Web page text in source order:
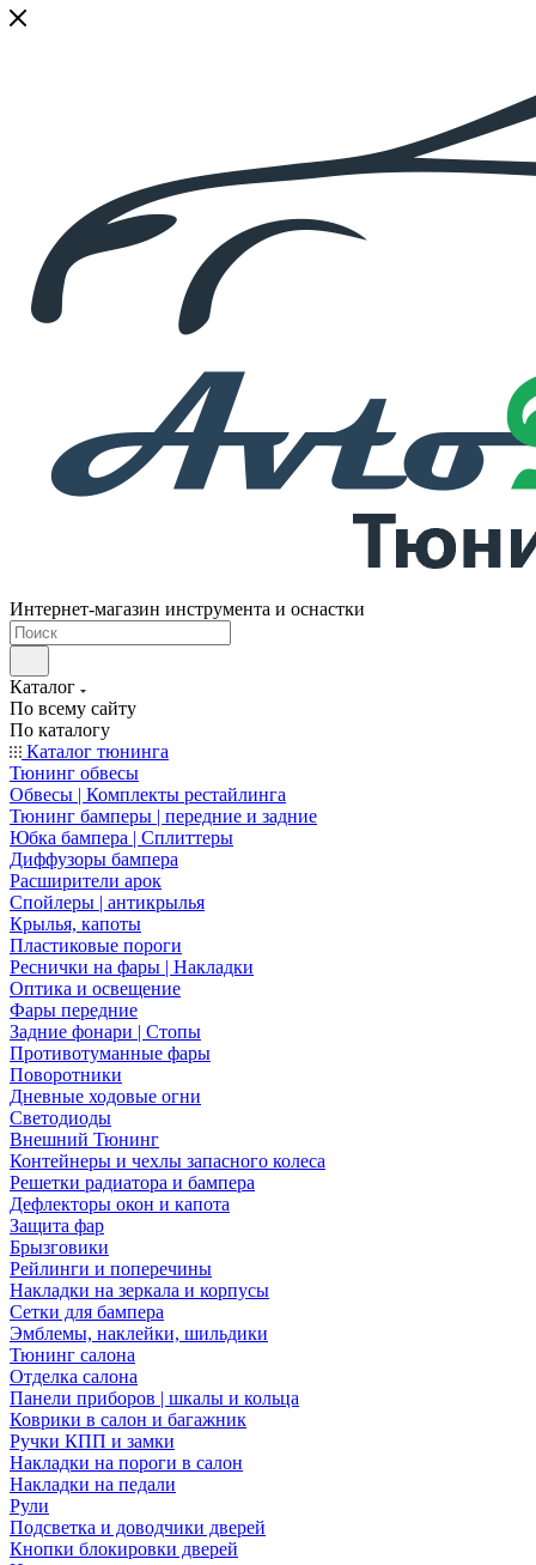
Интернет-магазин инструмента и оснастки
Каталог
По всему сайту
По каталогу
Каталог тюнинга
Тюнинг обвесы
Обвесы | Комплекты рестайлинга
Тюнинг бамперы | передние и задние
Юбка бампера | Сплиттеры
Диффузоры бампера
Расширители арок
Спойлеры | антикрылья
Крылья, капоты
Пластиковые пороги
Реснички на фары | Накладки
Оптика и освещение
Фары передние
Задние фонари | Стопы
Противотуманные фары
Поворотники
Дневные ходовые огни
Светодиоды
Внешний Тюнинг
Контейнеры и чехлы запасного колеса
Решетки радиатора и бампера
Дефлекторы окон и капота
Защита фар
Брызговики
Рейлинги и поперечины
Накладки на зеркала и корпусы
Сетки для бампера
Эмблемы, наклейки, шильдики
Тюнинг салона
Отделка салона
Панели приборов | шкалы и кольца
Коврики в салон и багажник
Ручки КПП и замки
Накладки на пороги в салон
Накладки на педали
Рули
Подсветка и доводчики дверей
Кнопки блокировки дверей